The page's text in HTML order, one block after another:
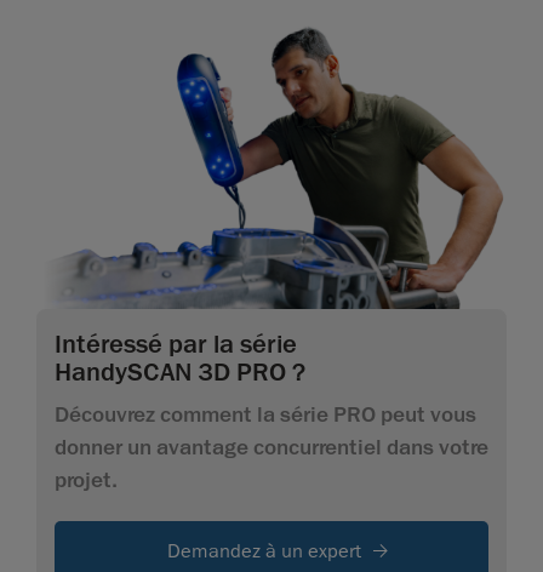
Intéressé par la série
HandySCAN 3D PRO ?
Découvrez comment la série PRO peut vous
donner un avantage concurrentiel dans votre
projet.
Demandez à un expert